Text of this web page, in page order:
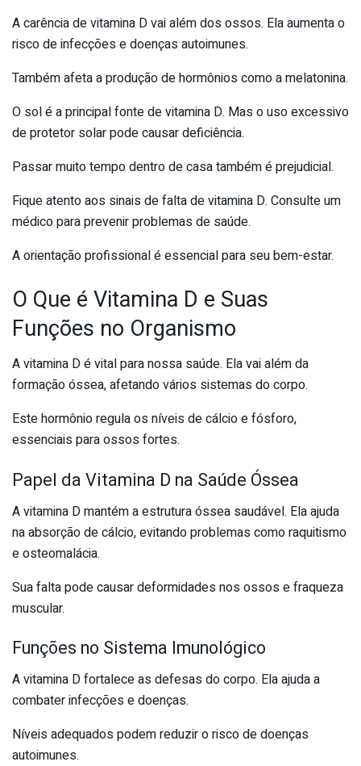
A carência de vitamina D vai além dos ossos. Ela aumenta o
risco de infecções e doenças autoimunes.
Também afeta a produção de hormônios como a melatonina.
O sol é a principal fonte de vitamina D. Mas o uso excessivo
de protetor solar pode causar deficiência.
Passar muito tempo dentro de casa também é prejudicial.
Fique atento aos sinais de falta de vitamina D. Consulte um
médico para prevenir problemas de saúde.
A orientação profissional é essencial para seu bem-estar.
O Que é Vitamina D e Suas
Funções no Organismo
A vitamina D é vital para nossa saúde. Ela vai além da
formação óssea, afetando vários sistemas do corpo.
Este hormônio regula os níveis de cálcio e fósforo,
essenciais para ossos fortes.
Papel da Vitamina D na Saúde Óssea
A vitamina D mantém a estrutura óssea saudável. Ela ajuda
na absorção de cálcio, evitando problemas como raquitismo
e osteomalácia.
Sua falta pode causar deformidades nos ossos e fraqueza
muscular.
Funções no Sistema Imunológico
A vitamina D fortalece as defesas do corpo. Ela ajuda a
combater infecções e doenças.
Níveis adequados podem reduzir o risco de doenças
autoimunes.